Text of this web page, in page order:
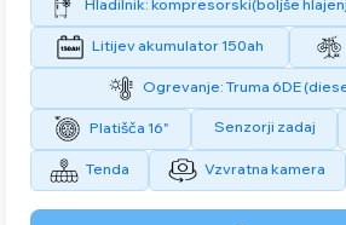
Hladilnik: kompresorski(boljše
Litijev akumulator 150ah
Ogrevanje: Truma 6DE
Platišča 16" Senzorji zadaj
Tenda Vzvratna kamera